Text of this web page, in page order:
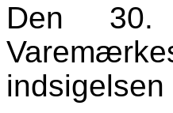
Den 30.